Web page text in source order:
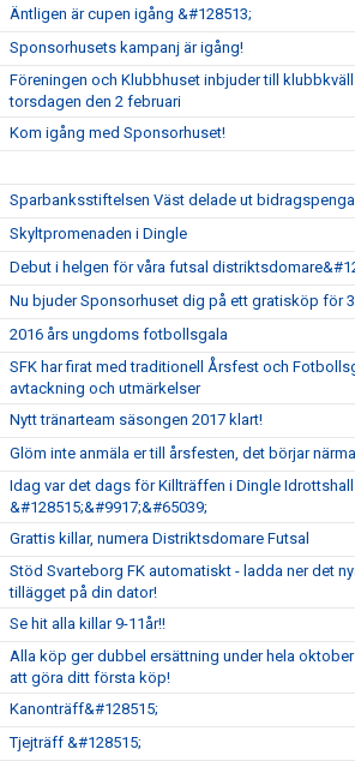
Äntligen är cupen igång &#128513;
Sponsorhusets kampanj är igång!
Föreningen och Klubbhuset inbjuder till klubbkväll
torsdagen den 2 februari
Kom igång med Sponsorhuset!
Sparbanksstiftelsen Väst delade ut
Skyltpromenaden i Dingle
Debut i helgen för våra futsal
Nu bjuder Sponsorhuset dig på ett gratisköp för
2016 års ungdoms fotbollsgala
SFK har firat med traditionell Årsfest och
avtackning och utmärkelser
Nytt tränarteam säsongen 2017 klart!
Glöm inte anmäla er till årsfesten, det börjar
Idag var det dags för Killträffen i Dingle Idrottshall
&#128515;&#9917;&#65039;
Grattis killar, numera Distriktsdomare Futsal
Stöd Svarteborg FK automatiskt - ladda ner det
tillägget på din dator!
Se hit alla killar 9-11år!!
Alla köp ger dubbel ersättning under hela
att göra ditt första köp!
Kanonträff&#128515;
Tjejträff &#128515;